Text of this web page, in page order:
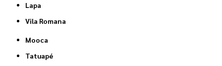
Lapa
Vila Romana
Mooca
Tatuapé